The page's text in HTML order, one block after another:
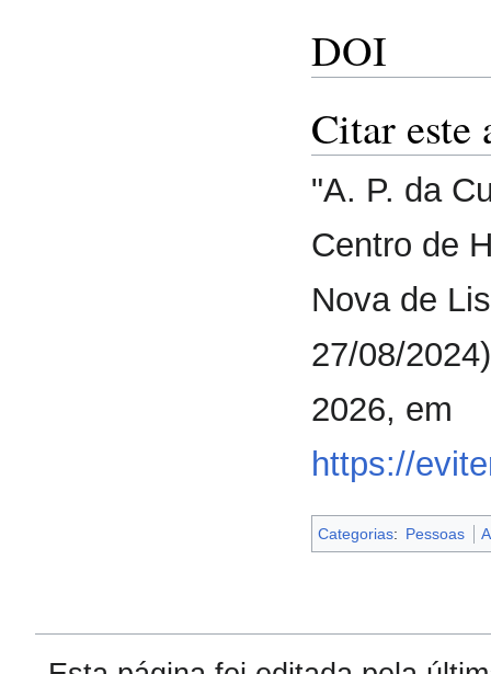
DOI
Citar este
"A. P. da
Centro de
Nova de
27/08/
2026, em
https://
Categorias: Pessoas